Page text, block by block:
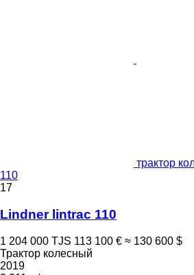
трактор
110
17
Lindner lintrac 110
1 204 000 TJS 113 100 € ≈ 130 600 $
Трактор колесный
2019